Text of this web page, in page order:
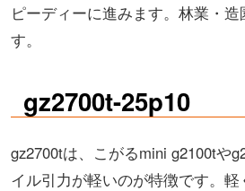
ピーディーに進みます。林業・
す。
gz2700t-25p10
gz2700tは、こがるmini g2100tや
イル引力が軽いのが特徴です。